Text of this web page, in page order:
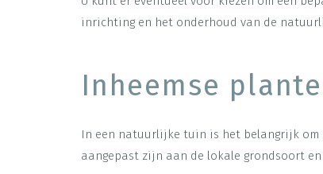
inrichting en het onderhoud van de
Inheemse
In een natuurlijke tuin is het belangrijk om
aangepast zijn aan de lokale grondsoort